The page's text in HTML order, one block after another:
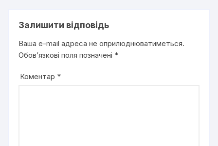
Залишити відповідь
Ваша e-mail адреса не оприлюднюватиметься.
Обов’язкові поля позначені *
Коментар *